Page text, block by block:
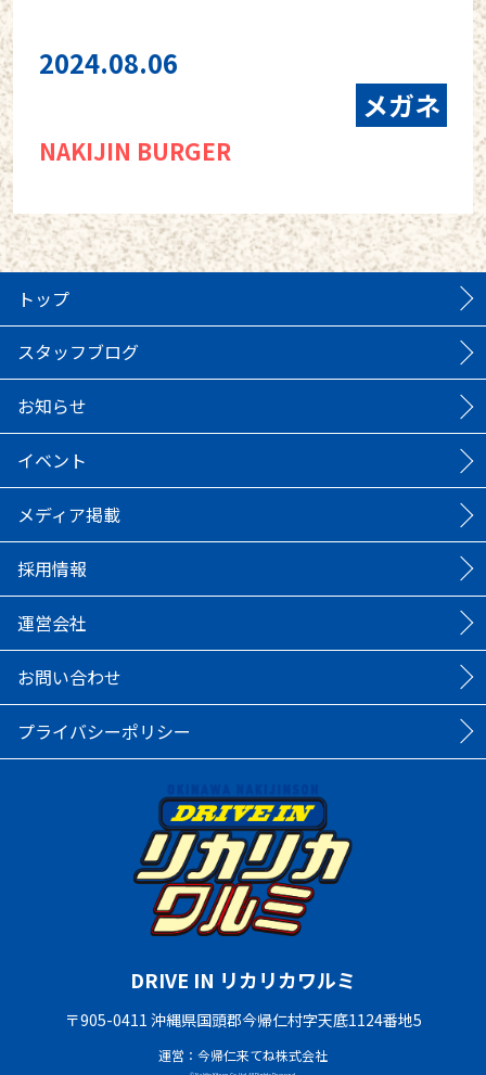
2024.08.06
メガネ
NAKIJIN BURGER
トップ
スタッフブログ
お知らせ
イベント
メディア掲載
採用情報
運営会社
お問い合わせ
プライバシーポリシー
DRIVE IN リカリカワルミ
〒905-0411 沖縄県国頭郡今帰仁村字天底1124番地5
運営：今帰仁来てね株式会社